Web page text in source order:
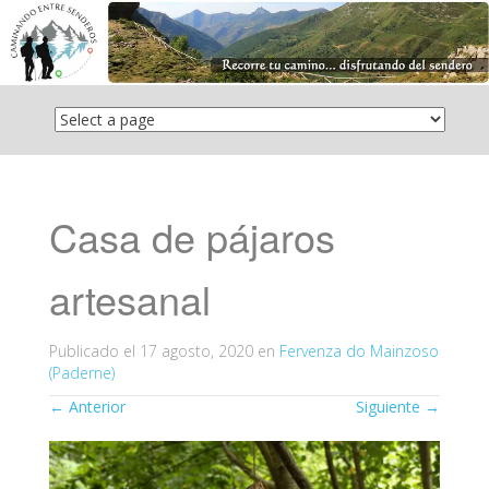
Saltar
contenido
Casa de pájaros
artesanal
Publicado el 17 agosto, 2020 en Fervenza do Mainzoso
(Paderne)
← Anterior Siguiente →